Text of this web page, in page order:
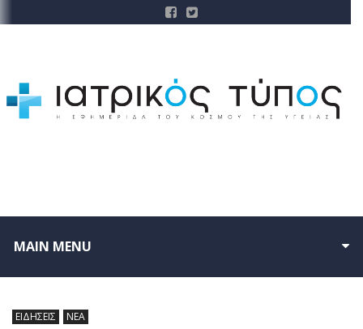
MAIN MENU
ΕΙΔΗΣΕΙΣ ΝΕΑ